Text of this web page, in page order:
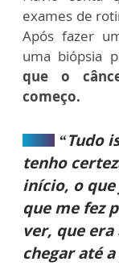
exames de
Após fazer
uma biópsia
que o
começo.
“Tudo
tenho
início, o que
que me fez
ver, que
chegar até